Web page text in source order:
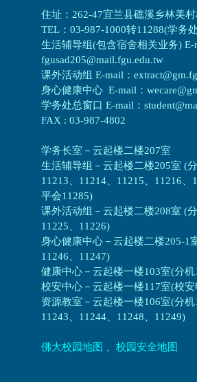
住址：262-47宜兰县礁溪乡林美
TEL：03-987-1000转11288(学务
生活辅导组(包含宿舍相关业务) E-
fgusad205@mail.fgu.edu.tw
课外活动组 E-mail：
身心健康中心 E-mail：
学务处总窗口 E-mail：
FAX : 03-987-4802
学务长室－云起楼二楼207室
生活辅导组 － 云起楼二楼205室 (
11213、11214、11215、11216、
平会11285)
课外活动组 － 云起楼二楼208室 (
11225、11226)
身心健康中心 － 云起楼二楼205-1
11246、11247)
健康中心－ 云起楼一楼103室(分
校安中心－ 云起楼一楼117室(校
资源教室 － 云起楼一楼106室(分机
11243、11244、11248、11249)
佛大校园地图 校园安全地图